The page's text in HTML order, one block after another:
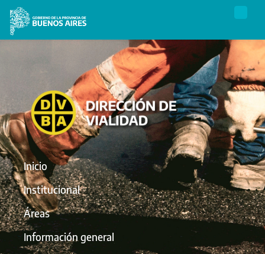
Inicio
Institucional
Áreas
Información general